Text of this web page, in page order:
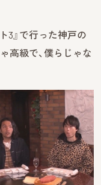
3』で行った神戸の
高級で、僕らじゃな